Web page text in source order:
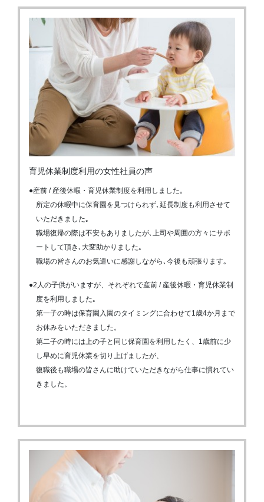
育児休業制度利用の女性社員の声
●産前 / 産後休暇・育児休業制度を利用しました｡
所定の休暇中に保育園を見つけられず､延長制度も利用させて
いただきました｡
職場復帰の際は不安もありましたが､上司や周囲の方々にサポ
ートして頂き､大変助かりました｡
職場の皆さんのお気遣いに感謝しながら､今後も頑張ります｡
●2人の子供がいますが、それぞれで産前 / 産後休暇・育児休業制
度を利用しました｡
第一子の時は保育園入園のタイミングに合わせて1歳4か月まで
お休みをいただきました。
第二子の時には上の子と同じ保育園を利用したく、1歳前に少
し早めに育児休業を切り上げましたが、
復職後も職場の皆さんに助けていただきながら仕事に慣れてい
きました。